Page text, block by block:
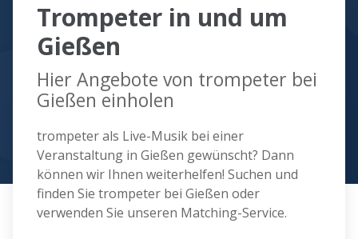
Trompeter in und um
Gießen
Hier Angebote von trompeter bei
Gießen einholen
trompeter als Live-Musik bei einer
Veranstaltung in Gießen gewünscht? Dann
können wir Ihnen weiterhelfen! Suchen und
finden Sie trompeter bei Gießen oder
verwenden Sie unseren Matching-Service.